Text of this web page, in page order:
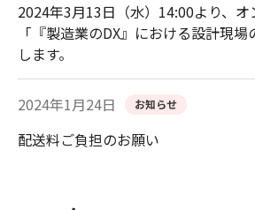
2024年3月13日（水）14:00より、
「『製造業のDX』における設計現
します。
2024年1月24日 お知らせ
配送料ご負担のお願い